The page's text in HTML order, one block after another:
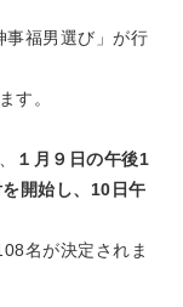
事福男選び」が行
す。
１月９日の午後1
開始し、10日午
名が決定されま